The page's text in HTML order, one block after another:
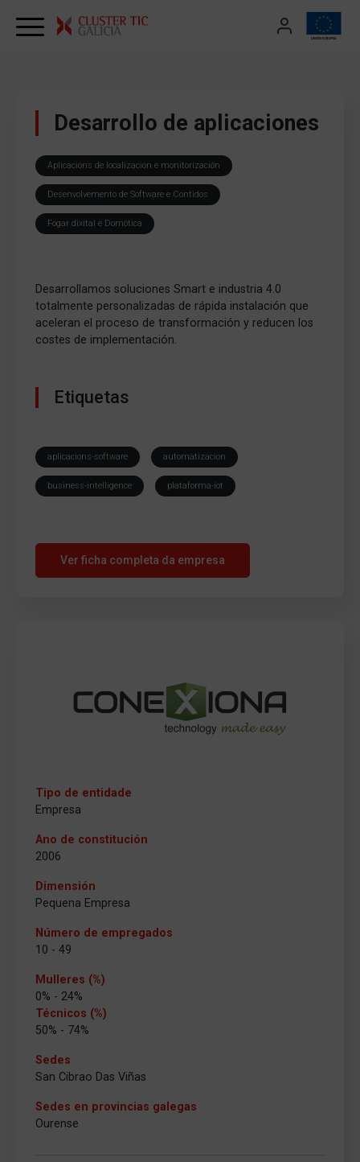
Desarrollo de aplicaciones
Aplicacións de localización e monitorización
Desenvolvemento de Software e Contidos
Fogar dixital e Domótica
Desarrollamos soluciones Smart e industria 4.0
totalmente personalizadas de rápida instalación que
aceleran el proceso de transformación y reducen los
costes de implementación.
Etiquetas
aplicacions-software automatizacion
business-intelligence plataforma-iot
Ver ficha completa da empresa
Tipo de entidade
Empresa
Ano de constitución
2006
Dimensión
Pequena Empresa
Número de empregados
10 - 49
Mulleres (%)
0% - 24%
Técnicos (%)
50% - 74%
Sedes
San Cibrao Das Viñas
Sedes en provincias galegas
Ourense